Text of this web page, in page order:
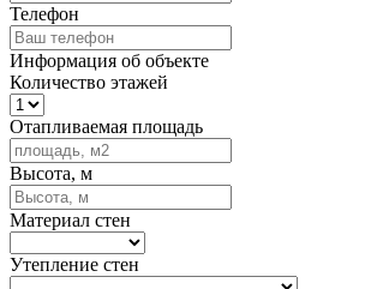
Телефон
Информация об объекте
Количество этажей
Отапливаемая площадь
Высота, м
Материал стен
Утепление стен